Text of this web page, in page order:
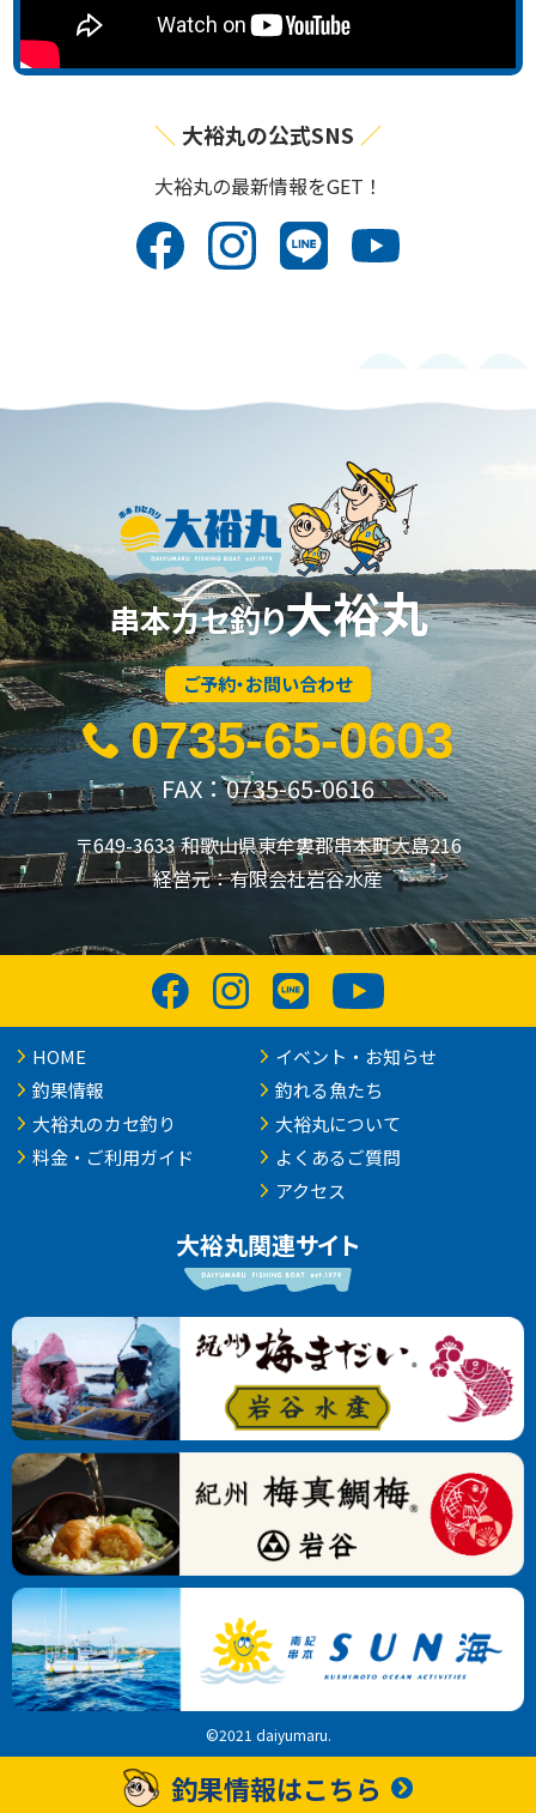
大裕丸の公式SNS
⼤裕丸の最新情報をGET！
串本カセ釣り大裕丸
ご予約・お問い合わせ
0735-65-0603
FAX：0735-65-0616
〒649-3633 和歌山県東牟婁郡串本町大島216
経営元：有限会社岩谷水産
大裕丸関連サイト
HOME
釣果情報
大裕丸のカセ釣り
料金・ご利用ガイド
イベント・お知らせ
釣れる魚たち
大裕丸について
よくあるご質問
アクセス
©2021 daiyumaru.
釣果情報はこちら